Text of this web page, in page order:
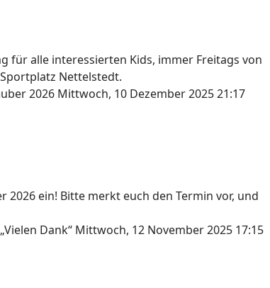
für alle interessierten Kids, immer Freitags von
Nettelstedt.
2026 Mittwoch, 10 Dezember 2025 21:17
2026 ein! Bitte merkt euch den Termin vor, und
Dank“ Mittwoch, 12 November 2025 17:15